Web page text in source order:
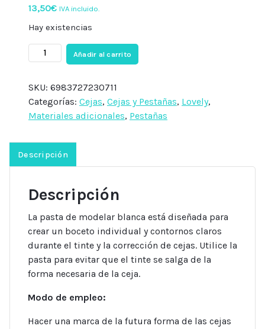
13,50€ IVA incluido.
Hay existencias
Pasta
blanca
contornar
cejas
10ml,
cantidad
Añadir al carrito
SKU: 6983727230711
Categorías: Cejas, Cejas y Pestañas, Lovely,
Materiales adicionales, Pestañas
Descripción
Descripción
La pasta de modelar blanca está diseñada para
crear un boceto individual y contornos claros
durante el tinte y la corrección de cejas. Utilice la
pasta para evitar que el tinte se salga de la
forma necesaria de la ceja.
Modo de empleo:
Hacer una marca de la futura forma de las cejas